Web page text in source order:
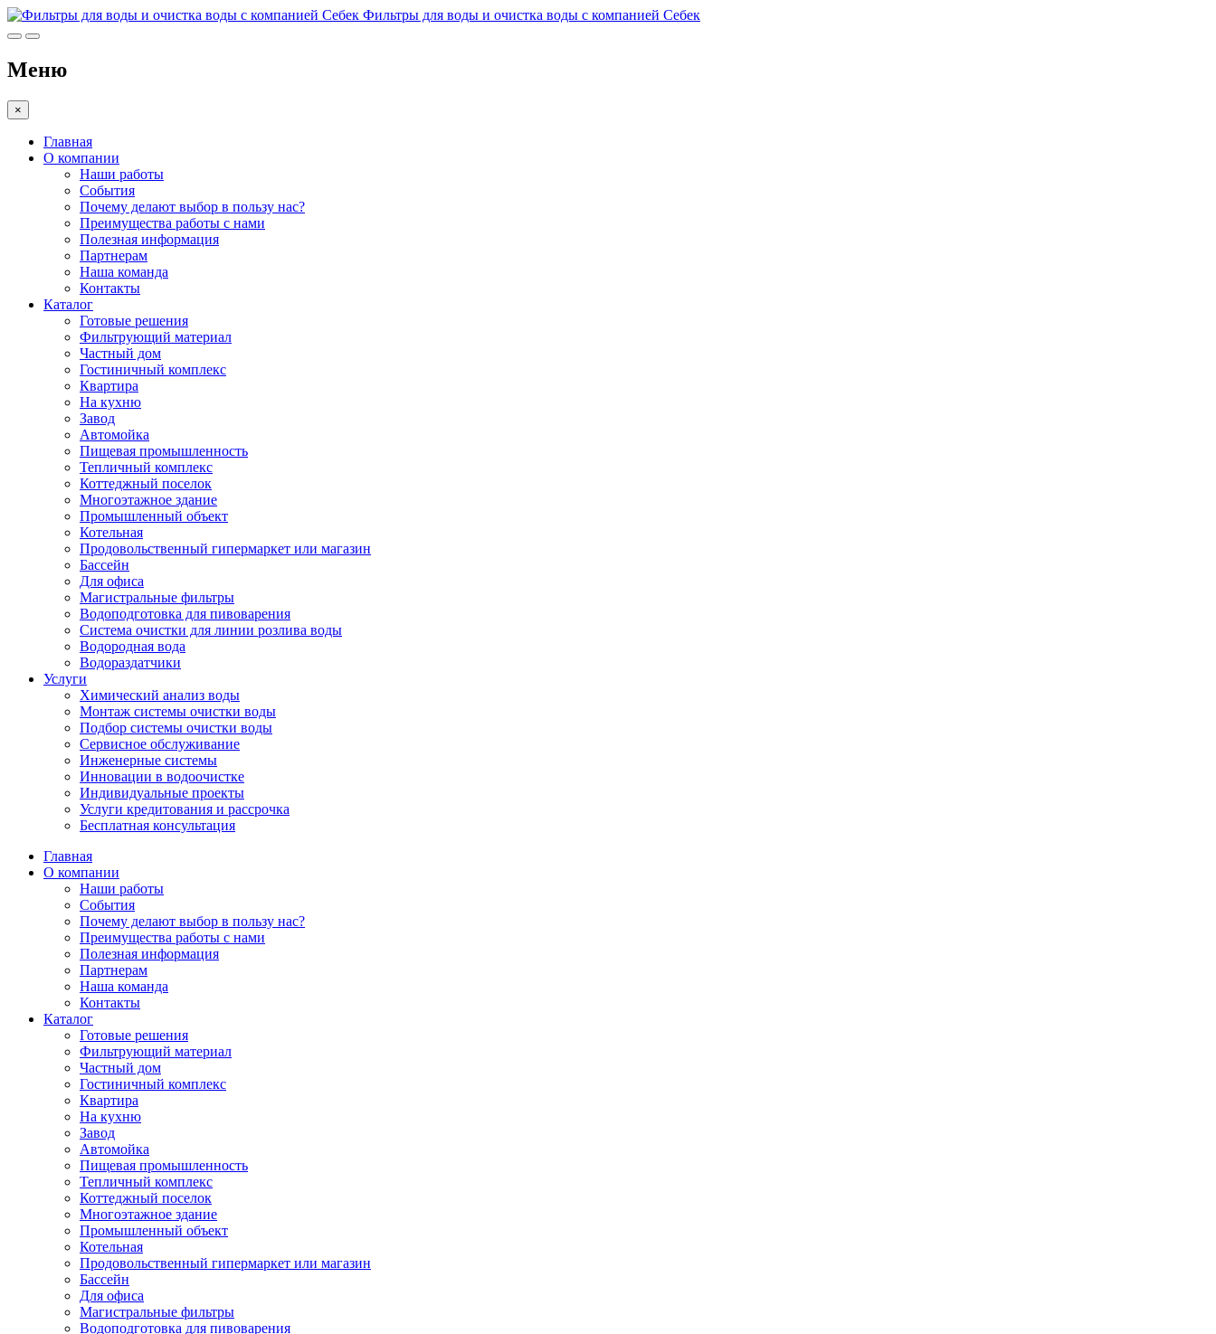
Фильтры для воды и очистка воды с компанией Себек
Меню
×
Главная
О компании
Наши работы
События
Почему делают выбор в пользу нас?
Преимущества работы с нами
Полезная информация
Партнерам
Наша команда
Контакты
Каталог
Готовые решения
Фильтрующий материал
Частный дом
Гостиничный комплекс
Квартира
На кухню
Завод
Автомойка
Пищевая промышленность
Тепличный комплекс
Коттеджный поселок
Многоэтажное здание
Промышленный объект
Котельная
Продовольственный гипермаркет или магазин
Бассейн
Для офиса
Магистральные фильтры
Водоподготовка для пивоварения
Система очистки для линии розлива воды
Водородная вода
Водораздатчики
Услуги
Химический анализ воды
Монтаж системы очистки воды
Подбор системы очистки воды
Сервисное обслуживание
Инженерные системы
Инновации в водоочистке
Индивидуальные проекты
Услуги кредитования и рассрочка
Бесплатная консультация
Главная
О компании
Наши работы
События
Почему делают выбор в пользу нас?
Преимущества работы с нами
Полезная информация
Партнерам
Наша команда
Контакты
Каталог
Готовые решения
Фильтрующий материал
Частный дом
Гостиничный комплекс
Квартира
На кухню
Завод
Автомойка
Пищевая промышленность
Тепличный комплекс
Коттеджный поселок
Многоэтажное здание
Промышленный объект
Котельная
Продовольственный гипермаркет или магазин
Бассейн
Для офиса
Магистральные фильтры
Водоподготовка для пивоварения